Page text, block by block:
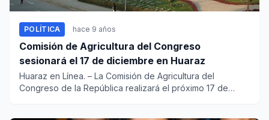
POLÍTICA hace 9 años
Comisión de Agricultura del Congreso
sesionará el 17 de diciembre en Huaraz
Huaraz en Línea. – La Comisión de Agricultura del
Congreso de la República realizará el próximo 17 de